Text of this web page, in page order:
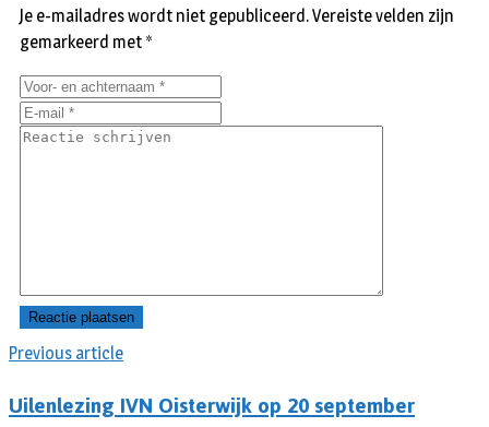
Previous article
Uilenlezing IVN Oisterwijk op 20 september
Je e-mailadres wordt niet gepubliceerd.Vereiste velden zijn
gemarkeerd met *